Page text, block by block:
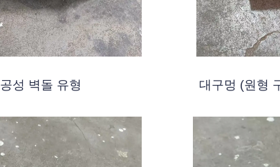
대구멍 (원형
성 벽돌 유형